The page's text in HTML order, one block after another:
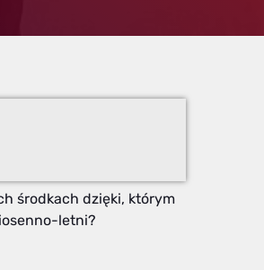
środkach dzięki, którym
letni?